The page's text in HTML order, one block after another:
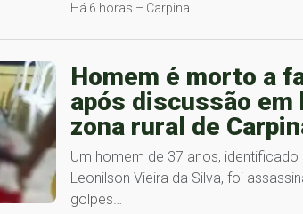
Há 6 horas – Carpina
Homem é morto a
após discussão em
zona rural de
Um homem de 37 anos,
Leonilson Vieira da Silva, foi
golpes…